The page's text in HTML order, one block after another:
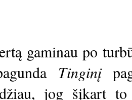
gaminau po
Tinginį
jog šįkart